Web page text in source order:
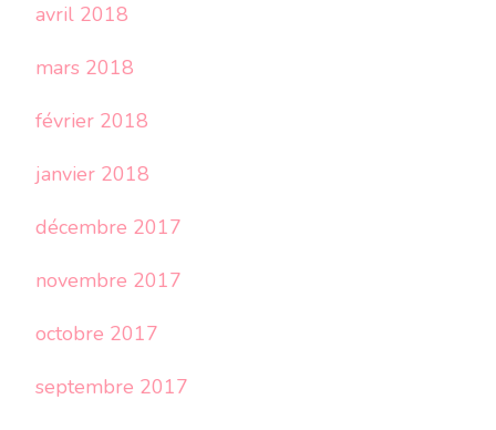
avril 2018
mars 2018
février 2018
janvier 2018
décembre 2017
novembre 2017
octobre 2017
septembre 2017